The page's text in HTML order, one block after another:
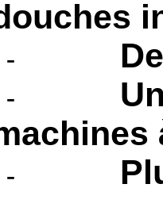
-
-
-